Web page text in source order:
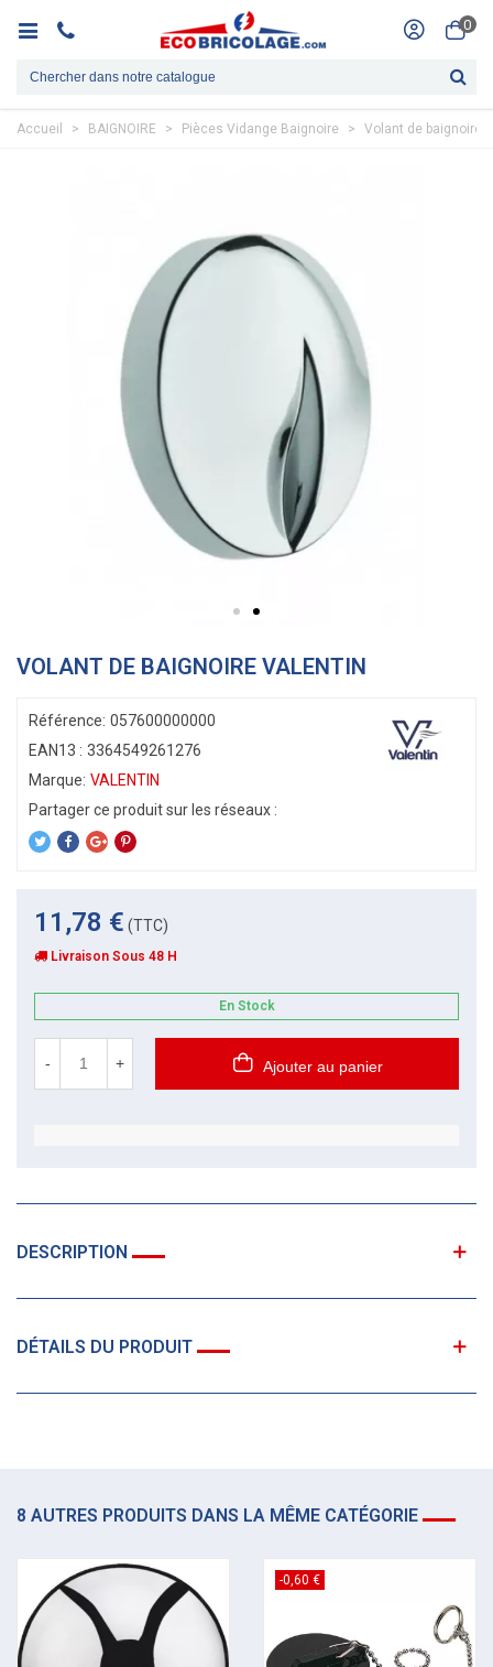
0
Accueil > BAIGNOIRE > Pièces Vidange Baignoire > Volant de baignoire
VOLANT DE BAIGNOIRE VALENTIN
Référence: 057600000000
EAN13 : 3364549261276
Marque: VALENTIN
11,78 € (TTC)
Livraison Sous 48 H
En Stock
- + Ajouter au panier
DESCRIPTION
DÉTAILS DU PRODUIT
8 AUTRES PRODUITS DANS LA MÊME CATÉGORIE
-0,60 €